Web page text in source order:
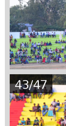
43/47